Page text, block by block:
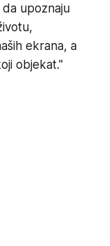
upoznaju
ekrana, a
objekat."